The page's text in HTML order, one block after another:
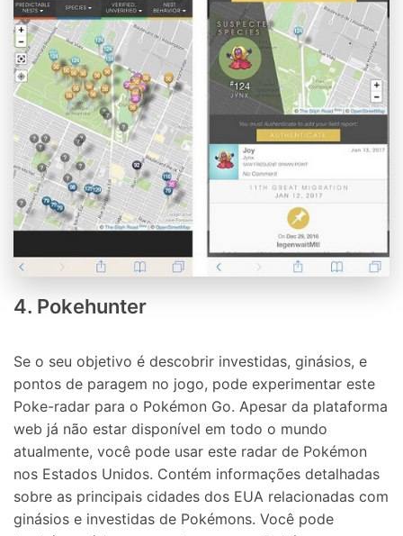
4. Pokehunter
Se o seu objetivo é descobrir investidas, ginásios, e
pontos de paragem no jogo, pode experimentar este
Poke-radar para o Pokémon Go. Apesar da plataforma
web já não estar disponível em todo o mundo
atualmente, você pode usar este radar de Pokémon
nos Estados Unidos. Contém informações detalhadas
sobre as principais cidades dos EUA relacionadas com
ginásios e investidas de Pokémons. Você pode